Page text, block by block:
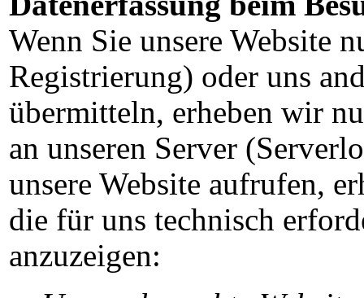
Wenn Sie unsere Website
Registrierung) oder uns
übermitteln, erheben wir
an unseren Server
unsere Website aufrufen,
die für uns technisch
anzuzeigen: